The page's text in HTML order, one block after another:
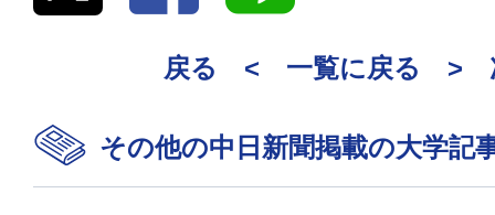
戻る < 一覧に戻る >
その他の中日新聞掲載の大学記